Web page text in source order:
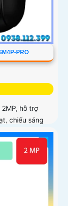
PRO
hỗ trợ
chiếu sáng
nghệ AI-
đêm